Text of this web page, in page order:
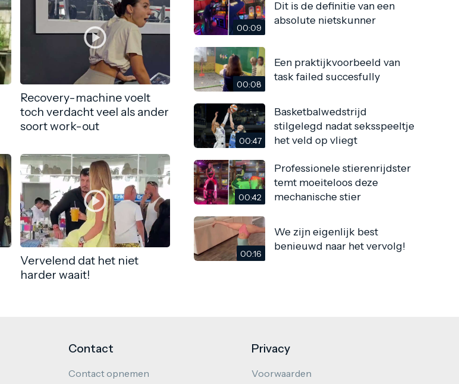
Recovery-machine voelt
toch verdacht veel als ander
soort work-out
Vervelend dat het niet
harder waait!
00:09
Dit is de definitie van een
absolute nietskunner
00:08
Een praktijkvoorbeeld van
task failed succesfully
00:47
Basketbalwedstrijd
stilgelegd nadat seksspeeltje
het veld op vliegt
00:42
Professionele stierenrijdster
temt moeiteloos deze
mechanische stier
00:16
We zijn eigenlijk best
benieuwd naar het vervolg!
Contact
Contact opnemen
Privacy
Voorwaarden